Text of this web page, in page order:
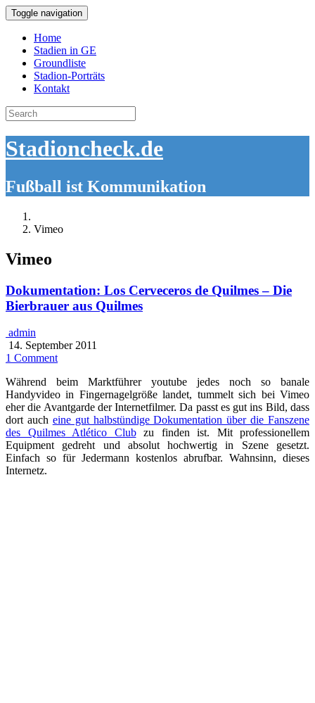
Toggle navigation
Home
Stadien in GE
Groundliste
Stadion-Porträts
Kontakt
Search
for:
Stadioncheck.de
Fußball ist Kommunikation
Vimeo
Vimeo
Dokumentation: Los Cerveceros de Quilmes – Die
Bierbrauer aus Quilmes
admin
14. September 2011
1 Comment
Während beim Marktführer youtube jedes noch so banale
Handyvideo in Fingernagelgröße landet, tummelt sich bei Vimeo
eher die Avantgarde der Internetfilmer. Da passt es gut ins Bild, dass
dort auch eine gut halbstündige Dokumentation über die Fanszene
des Quilmes Atlético Clubzu finden ist. Mit professionellem
Equipment gedreht und absolut hochwertig in Szene gesetzt.
Einfach so für Jedermann kostenlos abrufbar. Wahnsinn, dieses
Internetz.